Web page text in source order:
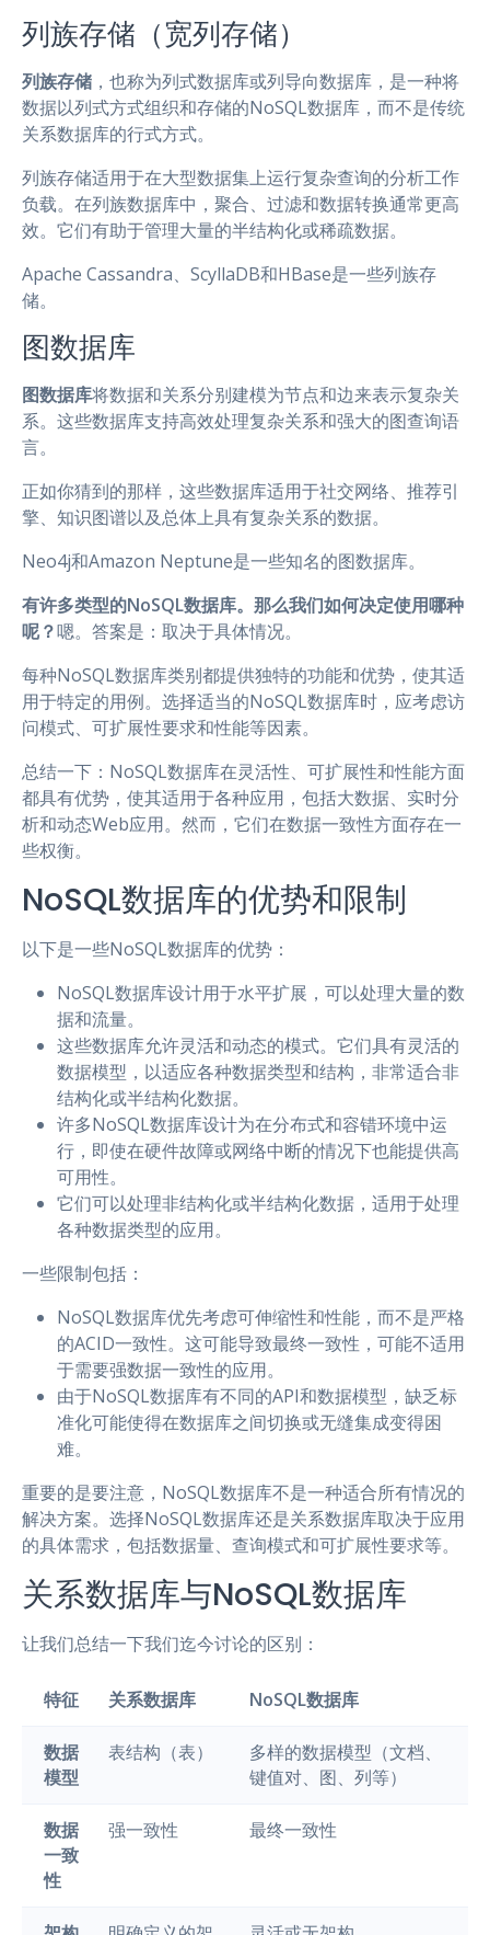
列族存储（宽列存储）
列族存储 ，也称为列式数据库或列导向数据库，是一种将
数据以列式方式组织和存储的NoSQL数据库，而不是传统
关系数据库的行式方式。
列族存储适用于在大型数据集上运行复杂查询的分析工作
负载。在列族数据库中，聚合、过滤和数据转换通常更高
效。它们有助于管理大量的半结构化或稀疏数据。
Apache Cassandra、ScyllaDB和HBase是一些列族存
储。
图数据库
图数据库将数据和关系分别建模为节点和边来表示复杂关
系。这些数据库支持高效处理复杂关系和强大的图查询语
言。
正如你猜到的那样，这些数据库适用于社交网络、推荐引
擎、知识图谱以及总体上具有复杂关系的数据。
Neo4j和Amazon Neptune是一些知名的图数据库。
有许多类型的NoSQL数据库。那么我们如何决定使用哪种
呢？嗯。答案是：取决于具体情况。
每种NoSQL数据库类别都提供独特的功能和优势，使其适
用于特定的用例。选择适当的NoSQL数据库时，应考虑访
问模式、可扩展性要求和性能等因素。
总结一下：NoSQL数据库在灵活性、可扩展性和性能方面
都具有优势，使其适用于各种应用，包括大数据、实时分
析和动态Web应用。然而，它们在数据一致性方面存在一
些权衡。
NoSQL数据库的优势和限制
以下是一些NoSQL数据库的优势：
NoSQL数据库设计用于水平扩展，可以处理大量的数
据和流量。
这些数据库允许灵活和动态的模式。它们具有灵活的
数据模型，以适应各种数据类型和结构，非常适合非
结构化或半结构化数据。
许多NoSQL数据库设计为在分布式和容错环境中运
行，即使在硬件故障或网络中断的情况下也能提供高
可用性。
它们可以处理非结构化或半结构化数据，适用于处理
各种数据类型的应用。
一些限制包括：
NoSQL数据库优先考虑可伸缩性和性能，而不是严格
的ACID一致性。这可能导致最终一致性，可能不适用
于需要强数据一致性的应用。
由于NoSQL数据库有不同的API和数据模型，缺乏标
准化可能使得在数据库之间切换或无缝集成变得困
难。
重要的是要注意，NoSQL数据库不是一种适合所有情况的
解决方案。选择NoSQL数据库还是关系数据库取决于应用
的具体需求，包括数据量、查询模式和可扩展性要求等。
关系数据库与NoSQL数据库
让我们总结一下我们迄今讨论的区别：
特征 关系数据库 NoSQL数据库
数据
模型
表结构（表）
多样的数据模型（文档、
键值对、图、列等）
数据
一致
性
强一致性 最终一致性